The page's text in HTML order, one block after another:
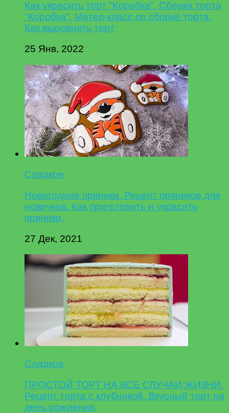
Как украсить торт "Коробка". Сборка торта
"Коробка". Матер-класс по сборке торта.
Как выровнять торт
25 Янв, 2022
Сладкое
Новогодние пряники. Рецепт пряников для
новичков. Как приготовить и украсить
пряники.
27 Дек, 2021
Сладкое
ПРОСТОЙ ТОРТ НА ВСЕ СЛУЧАИ ЖИЗНИ.
Рецепт торта с клубникой. Вкусный торт на
день рождения.